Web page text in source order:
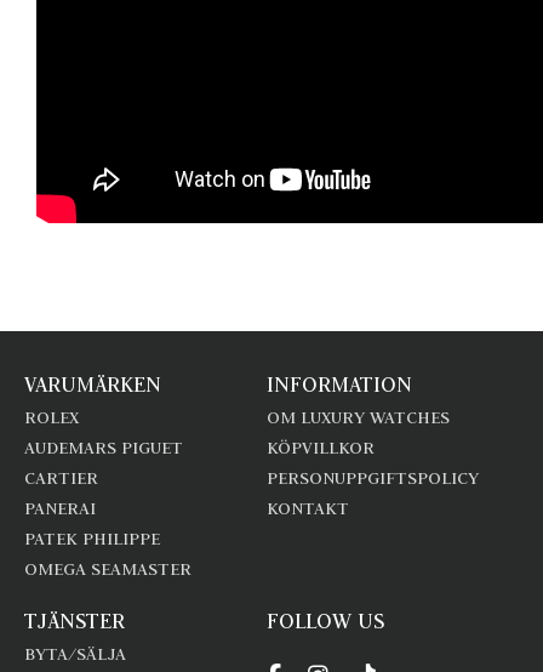
VARUMÄRKEN
ROLEX
AUDEMARS PIGUET
CARTIER
PANERAI
PATEK PHILIPPE
OMEGA SEAMASTER
INFORMATION
OM LUXURY WATCHES
KÖPVILLKOR
PERSONUPPGIFTSPOLICY
KONTAKT
TJÄNSTER
BYTA/SÄLJA
FOLLOW US